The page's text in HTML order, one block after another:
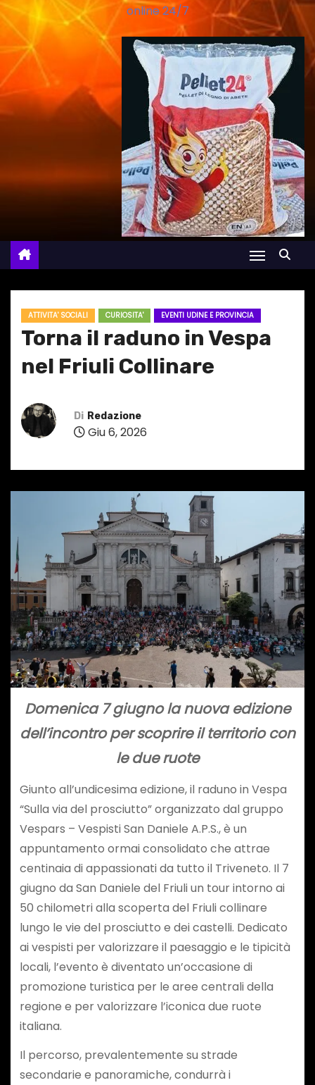
online 24/7
ATTIVITA' SOCIALI CURIOSITA' EVENTI UDINE E PROVINCIA
Torna il raduno in Vespa
nel Friuli Collinare
Di Redazione
Giu 6, 2026
Domenica 7 giugno la nuova edizione
dell’incontro per scoprire il territorio con
le due ruote
Giunto all’undicesima edizione, il raduno in Vespa
“Sulla via del prosciutto” organizzato dal gruppo
Vespars – Vespisti San Daniele A.P.S., è un
appuntamento ormai consolidato che attrae
centinaia di appassionati da tutto il Triveneto. Il 7
giugno da San Daniele del Friuli un tour intorno ai
50 chilometri alla scoperta del Friuli collinare
lungo le vie del prosciutto e dei castelli. Dedicato
ai vespisti per valorizzare il paesaggio e le tipicità
locali, l’evento è diventato un’occasione di
promozione turistica per le aree centrali della
regione e per valorizzare l’iconica due ruote
italiana.
Il percorso, prevalentemente su strade
secondarie e panoramiche, condurrà i